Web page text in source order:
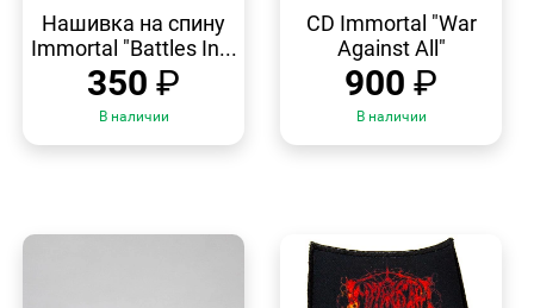
ПРОСМОТР
Нашивка на спину
Immortal "Battles In...
350 ₽
В наличии
ПРОСМОТР
CD Immortal "War
Against All"
900 ₽
В наличии